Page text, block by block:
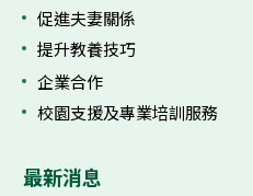
促進夫妻關係
提升教養技巧
企業合作
校園支援及專業培訓服務
最新消息